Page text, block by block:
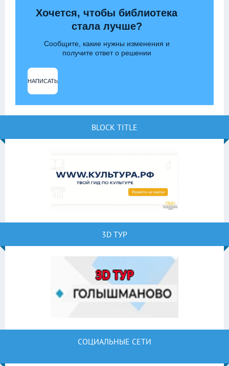
Хочется, чтобы библиотека
стала лучше?
Сообщите, какие нужны изменения и
получите ответ о решении
НАПИСАТЬ
BLOCK TITLE
3D ТУР
СОЦИАЛЬНЫЕ СЕТИ